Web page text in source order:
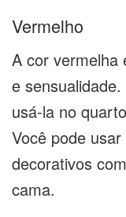
Vermelho
A cor vermelha
e
usá-la no
Você pode
decorativos
cama.